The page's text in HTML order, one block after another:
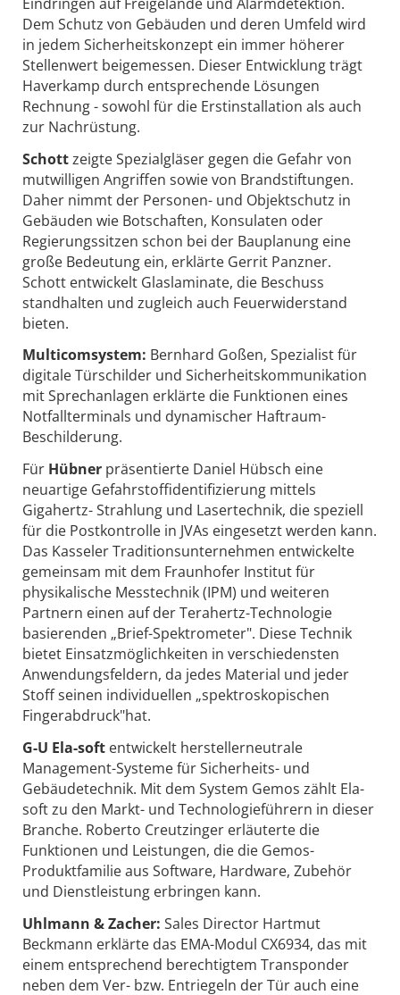
Dem Schutz von Gebäuden und deren Umfeld wird
in jedem Sicherheitskonzept ein immer höherer
Stellenwert beigemessen. Dieser Entwicklung trägt
Haverkamp durch entsprechende Lösungen
Rechnung - sowohl für die Erstinstallation als auch
zur Nachrüstung.
Schottzeigte Spezialgläser gegen die Gefahr von
mutwilligen Angriffen sowie von Brandstiftungen.
Daher nimmt der Personen- und Objektschutz in
Gebäuden wie Botschaften, Konsulaten oder
Regierungssitzen schon bei der Bauplanung eine
große Bedeutung ein, erklärte Gerrit Panzner.
Schott entwickelt Glaslaminate, die Beschuss
standhalten und zugleich auch Feuerwiderstand
bieten.
Multicomsystem: Bernhard Goßen, Spezialist für
digitale Türschilder und Sicherheitskommunikation
mit Sprechanlagen erklärte die Funktionen eines
Notfallterminals und dynamischer Haftraum-
Beschilderung.
Für Hübner präsentierte Daniel Hübsch eine
neuartige Gefahrstoffidentifizierung mittels
Gigahertz- Strahlung und Lasertechnik, die speziell
für die Postkontrolle in JVAs eingesetzt werden kann.
Das Kasseler Traditionsunternehmen entwickelte
gemeinsam mit dem Fraunhofer Institut für
physikalische Messtechnik (IPM) und weiteren
Partnern einen auf der Terahertz-Technologie
basierenden „Brief-Spektrometer". Diese Technik
bietet Einsatzmöglichkeiten in verschiedensten
Anwendungsfeldern, da jedes Material und jeder
Stoff seinen individuellen „spektroskopischen
Fingerabdruck"hat.
G-U Ela-soft entwickelt herstellerneutrale
Management-Systeme für Sicherheits- und
Gebäudetechnik. Mit dem System Gemos zählt Ela-
soft zu den Markt- und Technologieführern in dieser
Branche. Roberto Creutzinger erläuterte die
Funktionen und Leistungen, die die Gemos-
Produktfamilie aus Software, Hardware, Zubehör
und Dienstleistung erbringen kann.
Uhlmann & Zacher: Sales Director Hartmut
Beckmann erklärte das EMA-Modul CX6934, das mit
einem entsprechend berechtigtem Transponder
neben dem Ver- bzw. Entriegeln der Tür auch eine